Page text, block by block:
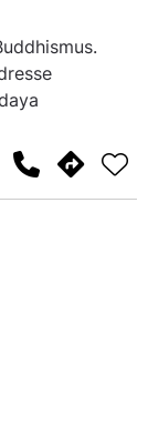
die
Wald zu